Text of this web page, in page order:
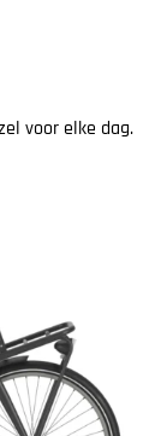
voor elke dag.